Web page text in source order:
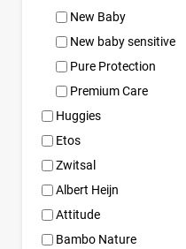
New Baby
New baby sensitive
Pure Protection
Premium Care
Huggies
Etos
Zwitsal
Albert Heijn
Attitude
Bambo Nature